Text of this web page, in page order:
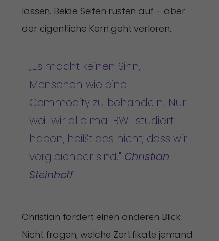
lassen. Beide Seiten rüsten auf – aber
der eigentliche Kern geht verloren.
„Es macht keinen Sinn,
Menschen wie eine
Commodity zu behandeln. Nur
weil wir alle mal BWL studiert
haben, heißt das nicht, dass wir
vergleichbar sind." Christian
Steinhoff
Christian fordert einen anderen Blick:
Nicht fragen, welche Zertifikate jemand